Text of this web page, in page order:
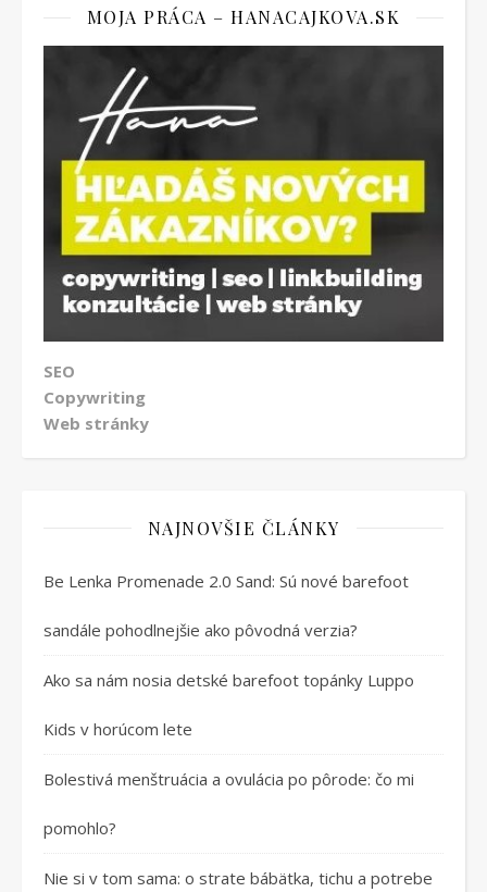
MOJA PRÁCA – HANACAJKOVA.SK
SEO
Copywriting
Web stránky
NAJNOVŠIE ČLÁNKY
Be Lenka Promenade 2.0 Sand: Sú nové barefoot
sandále pohodlnejšie ako pôvodná verzia?
Ako sa nám nosia detské barefoot topánky Luppo
Kids v horúcom lete
Bolestivá menštruácia a ovulácia po pôrode: čo mi
pomohlo?
Nie si v tom sama: o strate bábätka, tichu a potrebe